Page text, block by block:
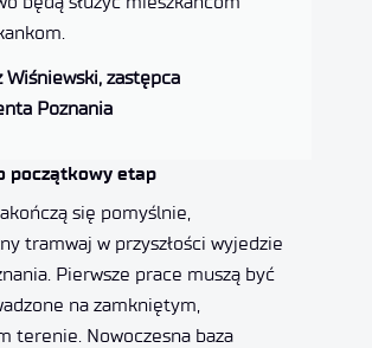
Wiśniewski, zastępca
Poznania
początkowy etap
się pomyślnie,
tramwaj w przyszłości wyjedzie
Pierwsze prace muszą być
na zamkniętym,
terenie. Nowoczesna baza